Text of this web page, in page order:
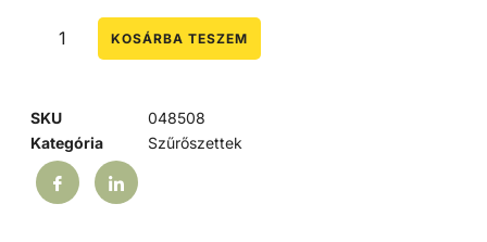
KOSÁRBA TESZEM
SKU
048508
Kategória
Szűrőszettek